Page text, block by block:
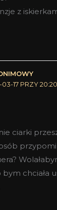
z
03-17 PRZY 20:20
ciarki
chciała